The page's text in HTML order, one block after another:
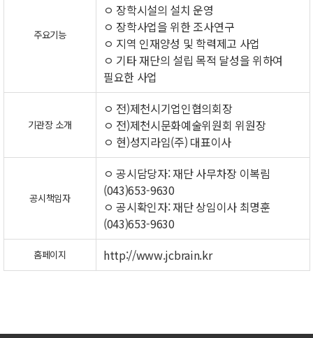
주요기능
ㅇ 장학시설의 설치 운영
ㅇ 장학사업을 위한 조사연구
ㅇ 지역 인재양성 및 학력제고 사업
ㅇ 기타 재단의 설립 목적 달성을 위하여
필요한 사업
기관장 소개
ㅇ 전)제천시기업인협의회장
ㅇ 전)제천시문화예술위원회 위원장
ㅇ 현)성지라임(주) 대표이사
공시책임자
ㅇ 공시담당자: 재단 사무차장 이복림
(043)653-9630
ㅇ 공시확인자: 재단 상임이사 최명훈
(043)653-9630
홈페이지 http://www.jcbrain.kr